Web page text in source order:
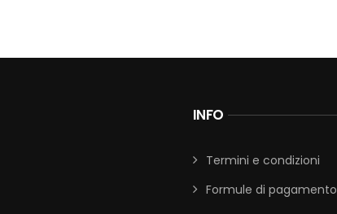
INFO
Termini e condizioni
Formule di pagamento